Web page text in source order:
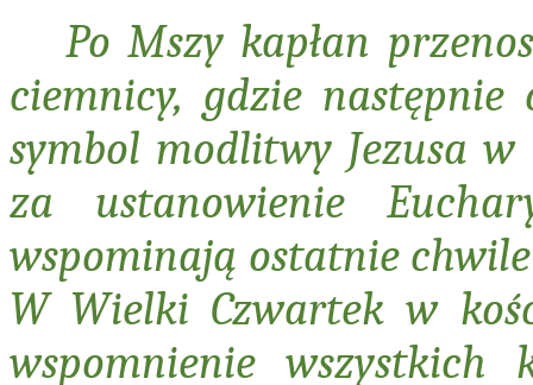
Po Mszy kapłan
ciemnicy, gdzie
symbol modlitwy Jezusa
za ustanowienie
wspominają ostatnie
W Wielki Czwartek w
wspomnienie wszystkich